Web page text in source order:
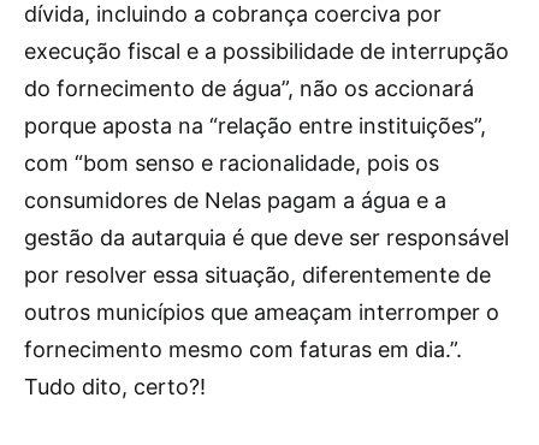
dívida, incluindo a cobrança coerciva por
execução fiscal e a possibilidade de interrupção
do fornecimento de água”, não os accionará
porque aposta na “relação entre instituições”,
com “bom senso e racionalidade, pois os
consumidores de Nelas pagam a água e a
gestão da autarquia é que deve ser responsável
por resolver essa situação, diferentemente de
outros municípios que ameaçam interromper o
fornecimento mesmo com faturas em dia.”.
Tudo dito, certo?!